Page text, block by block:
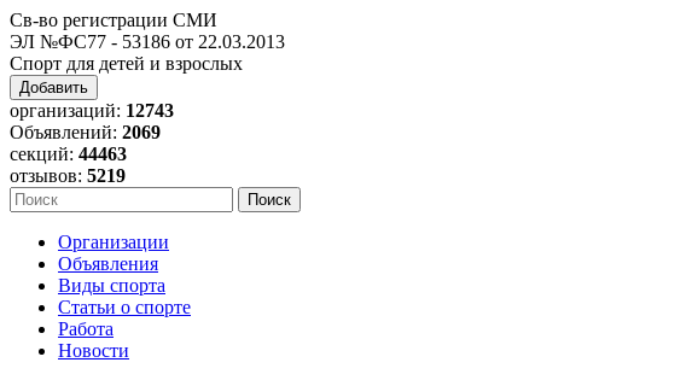
Св-во регистрации СМИ
ЭЛ №ФС77 - 53186 от 22.03.2013
Спорт для детей и взрослых
Добавить
организаций: 12743
Объявлений: 2069
секций: 44463
отзывов: 5219
Организации
Объявления
Виды спорта
Статьи о спорте
Работа
Новости